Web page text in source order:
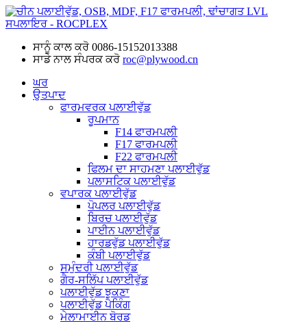
ਸਾਨੂੰ ਕਾਲ ਕਰੋ 0086-15152013388
ਸਾਡੇ ਨਾਲ ਸੰਪਰਕ ਕਰੋ roc@plywood.cn
ਘਰ
ਉਤਪਾਦ
ਫਾਰਮਵਰਕ ਪਲਾਈਵੁੱਡ
ਰੂਪਮਾਨ
F14 ਫਾਰਮਪਲੀ
F17 ਫਾਰਮਪਲੀ
F22 ਫਾਰਮਪਲੀ
ਫਿਲਮ ਦਾ ਸਾਹਮਣਾ ਪਲਾਈਵੁੱਡ
ਪਲਾਸਟਿਕ ਪਲਾਈਵੁੱਡ
ਵਪਾਰਕ ਪਲਾਈਵੁੱਡ
ਪੋਪਲਰ ਪਲਾਈਵੁੱਡ
ਬਿਰਚ ਪਲਾਈਵੁੱਡ
ਪਾਈਨ ਪਲਾਈਵੁੱਡ
ਹਾਰਡਵੁੱਡ ਪਲਾਈਵੁੱਡ
ਕੰਬੀ ਪਲਾਈਵੁੱਡ
ਸਮੁੰਦਰੀ ਪਲਾਈਵੁੱਡ
ਗੈਰ-ਸਲਿੱਪ ਪਲਾਈਵੁੱਡ
ਪਲਾਈਵੁੱਡ ਝੁਕਣਾ
ਪਲਾਈਵੁੱਡ ਪੈਕਿੰਗ
ਮੇਲਾਮਾਈਨ ਬੋਰਡ